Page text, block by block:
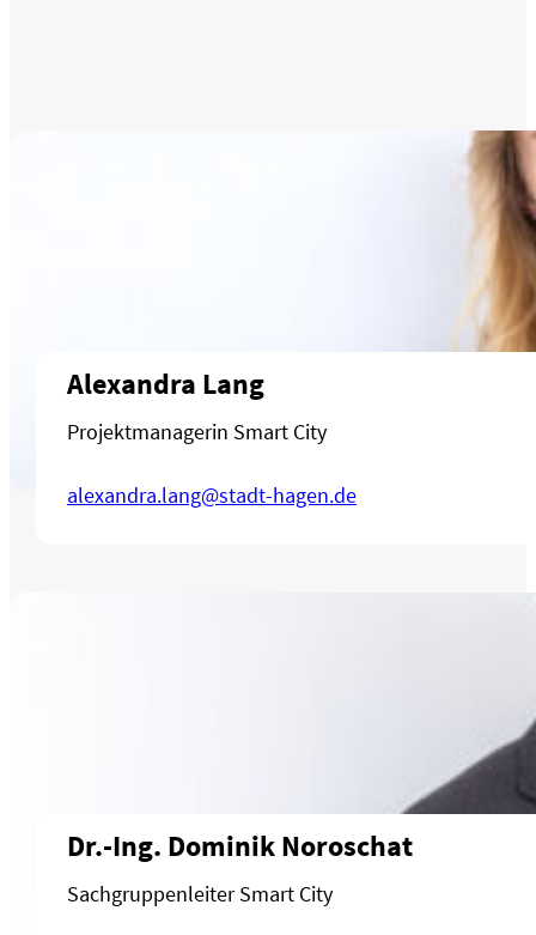
Alexandra Lang
Projektmanagerin Smart City
alexandra.lang@stadt-hagen.de
Dr.-Ing. Dominik Noroschat
Sachgruppenleiter Smart City